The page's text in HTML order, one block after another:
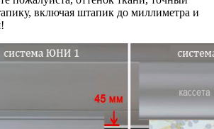
включая штапик до миллиметра и